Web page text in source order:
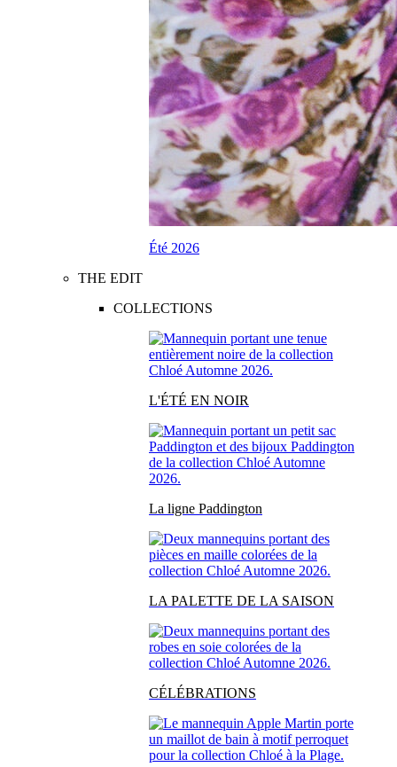
Été 2026
THE EDIT
COLLECTIONS
L'ÉTÉ EN NOIR
La ligne Paddington
LA PALETTE DE LA SAISON
CÉLÉBRATIONS